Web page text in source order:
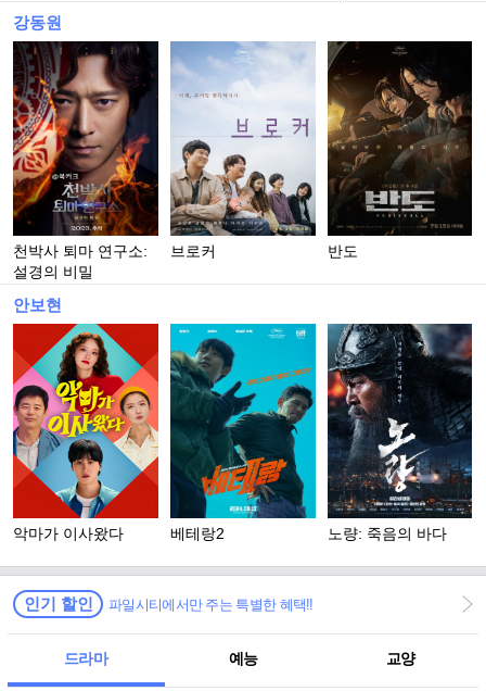
강동원
천박사 퇴마 연구소:
설경의 비밀
브로커 반도
안보현
악마가 이사왔다 베테랑2 노량: 죽음의 바다
인기 할인 파일시티에서만 주는 특별한 혜택!!
드라마 예능 교양